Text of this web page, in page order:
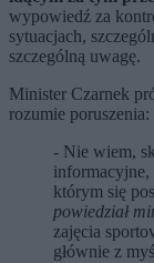
wypowiedź za
sytuacjach,
szczególną uwagę.
Minister Czarnek
rozumie poruszenia:
- Nie wiem,
informacyjne,
którym się
powiedział
zajęcia
głównie z